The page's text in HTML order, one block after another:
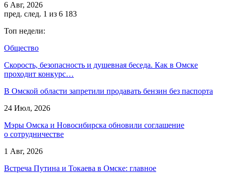
6 Авг, 2026
пред. след. 1 из 6 183
Топ недели:
Общество
Скорость, безопасность и душевная беседа. Как в Омске
проходит конкурс…
В Омской области запретили продавать бензин без паспорта
24 Июл, 2026
Мэры Омска и Новосибирска обновили соглашение
о сотрудничестве
1 Авг, 2026
Встреча Путина и Токаева в Омске: главное